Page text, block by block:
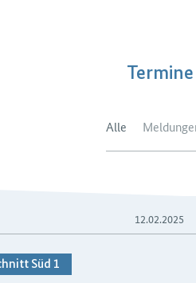
Alle
12.02.2025
Süd 1